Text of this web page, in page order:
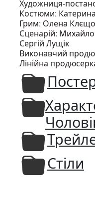
Художниця-
Костюми: Катерина
Грим: Олена
Сценарій: Михайло
Сергій Лущік
Виконавчий
Лінійна
Стіли